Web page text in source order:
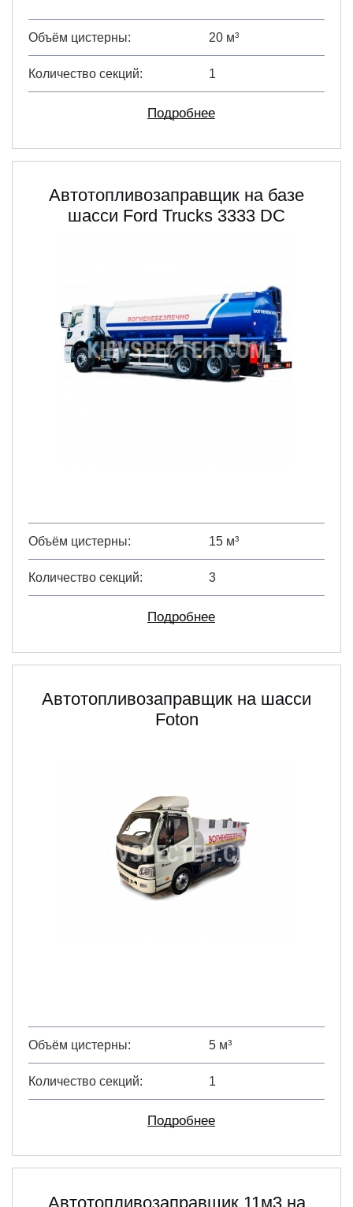
Объём цистерны 20 м³
Количество секций 1
Подробнее
Автотопливозаправщик на базе
шасси Ford Trucks 3333 DC
Объём цистерны 15 м³
Количество секций 3
Подробнее
Автотопливозаправщик на шасси
Foton
Объём цистерны 5 м³
Количество секций 1
Подробнее
Автотопливозаправщик 11м3 на